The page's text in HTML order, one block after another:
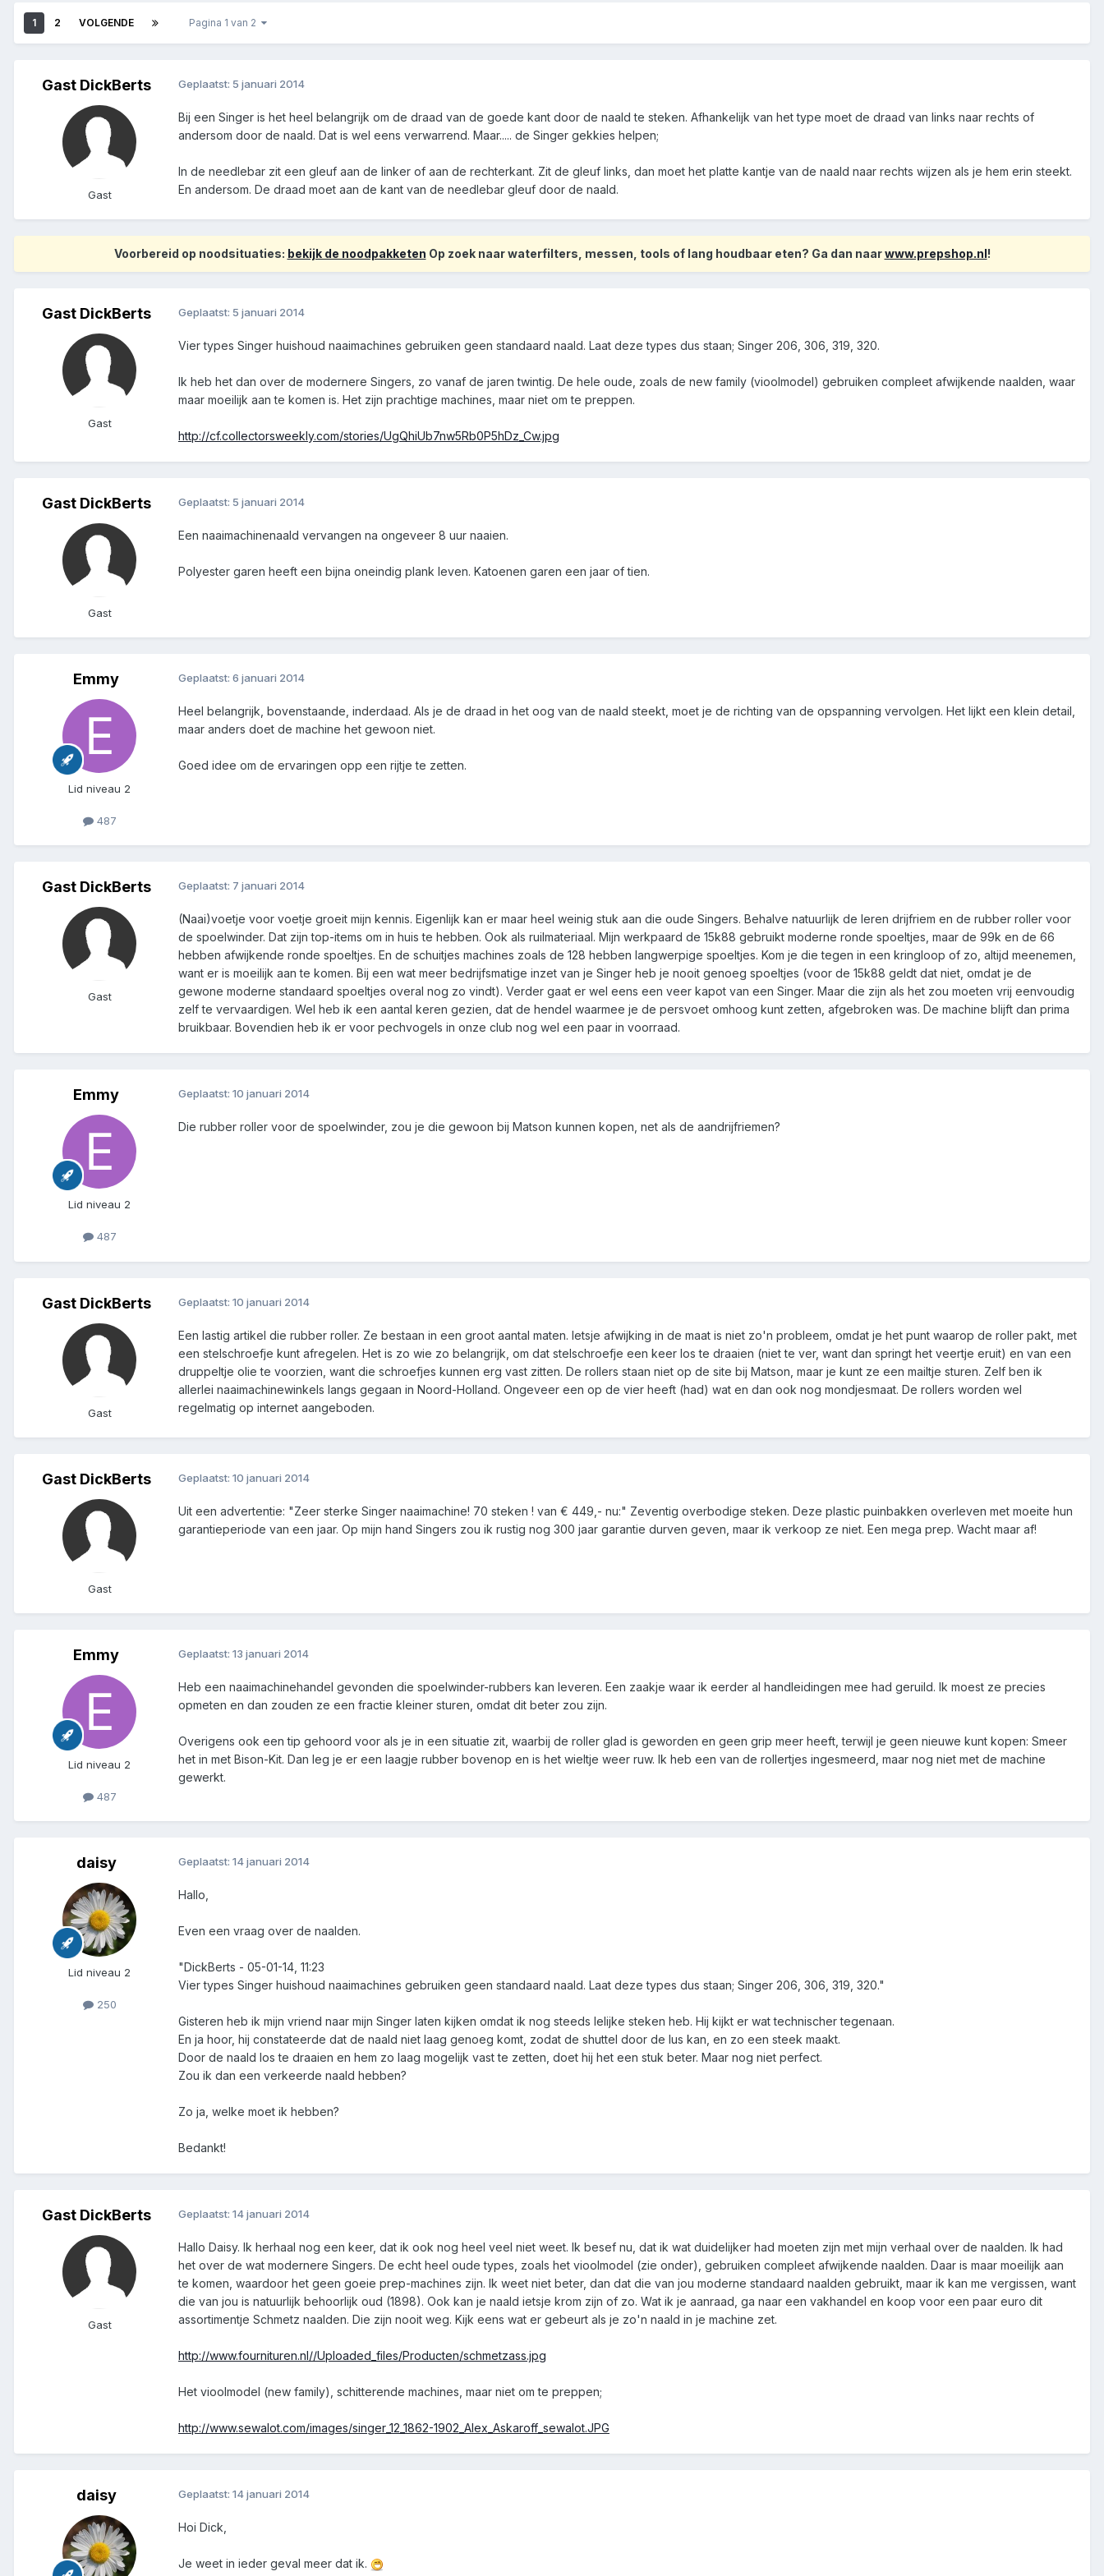
1 2 VOLGENDE Pagina 1 van 2
Gast DickBerts
Gast
Geplaatst: 5 januari 2014
Bij een Singer is het heel belangrijk om de draad van de goede kant door de naald te steken. Afhankelijk van het type moet de draad van links naar rechts of
andersom door de naald. Dat is wel eens verwarrend. Maar..... de Singer gekkies helpen;
In de needlebar zit een gleuf aan de linker of aan de rechterkant. Zit de gleuf links, dan moet het platte kantje van de naald naar rechts wijzen als je hem erin steekt.
En andersom. De draad moet aan de kant van de needlebar gleuf door de naald.
Voorbereid op noodsituaties: bekijk de noodpakketen Op zoek naar waterfilters, messen, tools of lang houdbaar eten? Ga dan naarwww.prepshop.nl!
Gast DickBerts
Gast
Geplaatst: 5 januari 2014
Vier types Singer huishoud naaimachines gebruiken geen standaard naald. Laat deze types dus staan; Singer 206, 306, 319, 320.
Ik heb het dan over de modernere Singers, zo vanaf de jaren twintig. De hele oude, zoals de new family (vioolmodel) gebruiken compleet afwijkende naalden, waar
maar moeilijk aan te komen is. Het zijn prachtige machines, maar niet om te preppen.
http://cf.collectorsweekly.com/stories/UgQhiUb7nw5Rb0P5hDz_Cw.jpg
Gast DickBerts
Gast
Geplaatst: 5 januari 2014
Een naaimachinenaald vervangen na ongeveer 8 uur naaien.
Polyester garen heeft een bijna oneindig plank leven. Katoenen garen een jaar of tien.
Emmy
Lid niveau 2
487
Geplaatst: 6 januari 2014
Heel belangrijk, bovenstaande, inderdaad. Als je de draad in het oog van de naald steekt, moet je de richting van de opspanning vervolgen. Het lijkt een klein detail,
maar anders doet de machine het gewoon niet.
Goed idee om de ervaringen opp een rijtje te zetten.
Gast DickBerts
Gast
Geplaatst: 7 januari 2014
(Naai)voetje voor voetje groeit mijn kennis. Eigenlijk kan er maar heel weinig stuk aan die oude Singers. Behalve natuurlijk de leren drijfriem en de rubber roller voor
de spoelwinder. Dat zijn top-items om in huis te hebben. Ook als ruilmateriaal. Mijn werkpaard de 15k88 gebruikt moderne ronde spoeltjes, maar de 99k en de 66
hebben afwijkende ronde spoeltjes. En de schuitjes machines zoals de 128 hebben langwerpige spoeltjes. Kom je die tegen in een kringloop of zo, altijd meenemen,
want er is moeilijk aan te komen. Bij een wat meer bedrijfsmatige inzet van je Singer heb je nooit genoeg spoeltjes (voor de 15k88 geldt dat niet, omdat je de
gewone moderne standaard spoeltjes overal nog zo vindt). Verder gaat er wel eens een veer kapot van een Singer. Maar die zijn als het zou moeten vrij eenvoudig
zelf te vervaardigen. Wel heb ik een aantal keren gezien, dat de hendel waarmee je de persvoet omhoog kunt zetten, afgebroken was. De machine blijft dan prima
bruikbaar. Bovendien heb ik er voor pechvogels in onze club nog wel een paar in voorraad.
Emmy
Lid niveau 2
487
Geplaatst: 10 januari 2014
Die rubber roller voor de spoelwinder, zou je die gewoon bij Matson kunnen kopen, net als de aandrijfriemen?
Gast DickBerts
Gast
Geplaatst: 10 januari 2014
Een lastig artikel die rubber roller. Ze bestaan in een groot aantal maten. Ietsje afwijking in de maat is niet zo'n probleem, omdat je het punt waarop de roller pakt, met
een stelschroefje kunt afregelen. Het is zo wie zo belangrijk, om dat stelschroefje een keer los te draaien (niet te ver, want dan springt het veertje eruit) en van een
druppeltje olie te voorzien, want die schroefjes kunnen erg vast zitten. De rollers staan niet op de site bij Matson, maar je kunt ze een mailtje sturen. Zelf ben ik
allerlei naaimachinewinkels langs gegaan in Noord-Holland. Ongeveer een op de vier heeft (had) wat en dan ook nog mondjesmaat. De rollers worden wel
regelmatig op internet aangeboden.
Gast DickBerts
Gast
Geplaatst: 10 januari 2014
Uit een advertentie: "Zeer sterke Singer naaimachine! 70 steken ! van € 449,- nu:" Zeventig overbodige steken. Deze plastic puinbakken overleven met moeite hun
garantieperiode van een jaar. Op mijn hand Singers zou ik rustig nog 300 jaar garantie durven geven, maar ik verkoop ze niet. Een mega prep. Wacht maar af!
Emmy
Lid niveau 2
487
Geplaatst: 13 januari 2014
Heb een naaimachinehandel gevonden die spoelwinder-rubbers kan leveren. Een zaakje waar ik eerder al handleidingen mee had geruild. Ik moest ze precies
opmeten en dan zouden ze een fractie kleiner sturen, omdat dit beter zou zijn.
Overigens ook een tip gehoord voor als je in een situatie zit, waarbij de roller glad is geworden en geen grip meer heeft, terwijl je geen nieuwe kunt kopen: Smeer
het in met Bison-Kit. Dan leg je er een laagje rubber bovenop en is het wieltje weer ruw. Ik heb een van de rollertjes ingesmeerd, maar nog niet met de machine
gewerkt.
daisy
Lid niveau 2
250
Geplaatst: 14 januari 2014
Hallo,
Even een vraag over de naalden.
"DickBerts - 05-01-14, 11:23
Vier types Singer huishoud naaimachines gebruiken geen standaard naald. Laat deze types dus staan; Singer 206, 306, 319, 320."
Gisteren heb ik mijn vriend naar mijn Singer laten kijken omdat ik nog steeds lelijke steken heb. Hij kijkt er wat technischer tegenaan.
En ja hoor, hij constateerde dat de naald niet laag genoeg komt, zodat de shuttel door de lus kan, en zo een steek maakt.
Door de naald los te draaien en hem zo laag mogelijk vast te zetten, doet hij het een stuk beter. Maar nog niet perfect.
Zou ik dan een verkeerde naald hebben?
Zo ja, welke moet ik hebben?
Bedankt!
Gast DickBerts
Gast
Geplaatst: 14 januari 2014
Hallo Daisy. Ik herhaal nog een keer, dat ik ook nog heel veel niet weet. Ik besef nu, dat ik wat duidelijker had moeten zijn met mijn verhaal over de naalden. Ik had
het over de wat modernere Singers. De echt heel oude types, zoals het vioolmodel (zie onder), gebruiken compleet afwijkende naalden. Daar is maar moeilijk aan
te komen, waardoor het geen goeie prep-machines zijn. Ik weet niet beter, dan dat die van jou moderne standaard naalden gebruikt, maar ik kan me vergissen, want
die van jou is natuurlijk behoorlijk oud (1898). Ook kan je naald ietsje krom zijn of zo. Wat ik je aanraad, ga naar een vakhandel en koop voor een paar euro dit
assortimentje Schmetz naalden. Die zijn nooit weg. Kijk eens wat er gebeurt als je zo'n naald in je machine zet.
http://www.fournituren.nl//Uploaded_files/Producten/schmetzass.jpg
Het vioolmodel (new family), schitterende machines, maar niet om te preppen;
http://www.sewalot.com/images/singer_12_1862-1902_Alex_Askaroff_sewalot.JPG
daisy Geplaatst: 14 januari 2014
Hoi Dick,
Je weet in ieder geval meer dat ik.